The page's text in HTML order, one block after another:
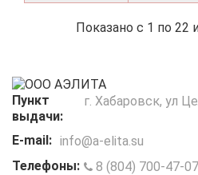
Показано с 1 по 22
Пункт
выдачи:
г. Хабаровск, ул
E-mail: info@a-elita.su
Телефоны:
8 (804) 700-47-07